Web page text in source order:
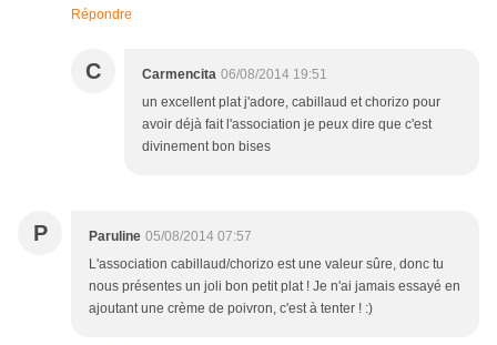
Répondre
C Carmencita 06/08/2014 19:51
un excellent plat j'adore, cabillaud et chorizo pour
avoir déjà fait l'association je peux dire que c'est
divinement bon bises
P Paruline 05/08/2014 07:57
L'association cabillaud/chorizo est une valeur sûre, donc tu
nous présentes un joli bon petit plat ! Je n'ai jamais essayé en
ajoutant une crème de poivron, c'est à tenter ! :)